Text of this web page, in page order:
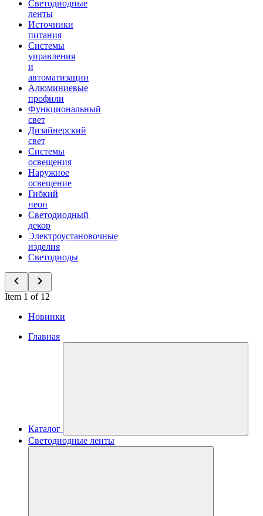
Светодиодные
ленты
Источники
питания
Системы
управления
и
автоматизации
Алюминиевые
профили
Функциональный
свет
Дизайнерский
свет
Системы
освещения
Наружное
освещение
Гибкий
неон
Светодиодный
декор
Электроустановочные
изделия
Светодиоды
Item 1 of 12
Новинки
Главная
Каталог
Светодиодные ленты